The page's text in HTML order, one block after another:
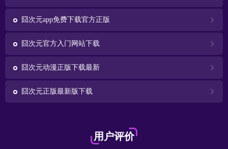
囧次元app免费下载官方正版
囧次元官方入门网站下载
囧次元动漫正版下载最新
囧次元正版最新版下载
用户评价